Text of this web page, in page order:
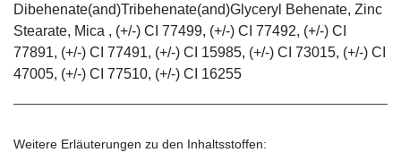
Dibehenate(and)Tribehenate(and)Glyceryl Behenate, Zinc
Stearate, Mica , (+/-) CI 77499, (+/-) CI 77492, (+/-) CI
77891, (+/-) CI 77491, (+/-) CI 15985, (+/-) CI 73015, (+/-) CI
47005, (+/-) CI 77510, (+/-) CI 16255
Weitere Erläuterungen zu den Inhaltsstoffen: